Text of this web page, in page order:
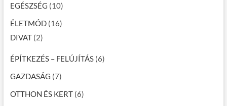
EGÉSZSÉG (10)
ÉLETMÓD(16)
DIVAT(2)
ÉPÍTKEZÉS – FELÚJÍTÁS(6)
GAZDASÁG (7)
OTTHON ÉS KERT(6)